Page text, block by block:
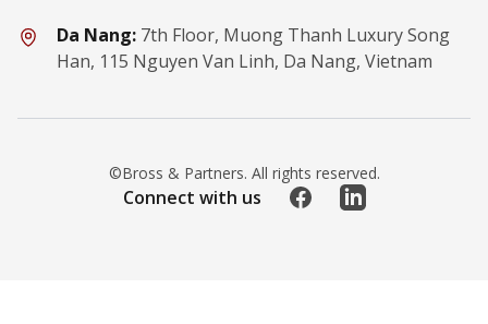
Da Nang: 7th Floor, Muong Thanh Luxury Song
Han, 115 Nguyen Van Linh, Da Nang, Vietnam
©Bross & Partners. All rights reserved.
Connect with us FacebookLinkedIn